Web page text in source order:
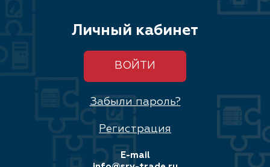
Личный кабинет
ВОЙТИ
Забыли пароль?
Регистрация
E-mail